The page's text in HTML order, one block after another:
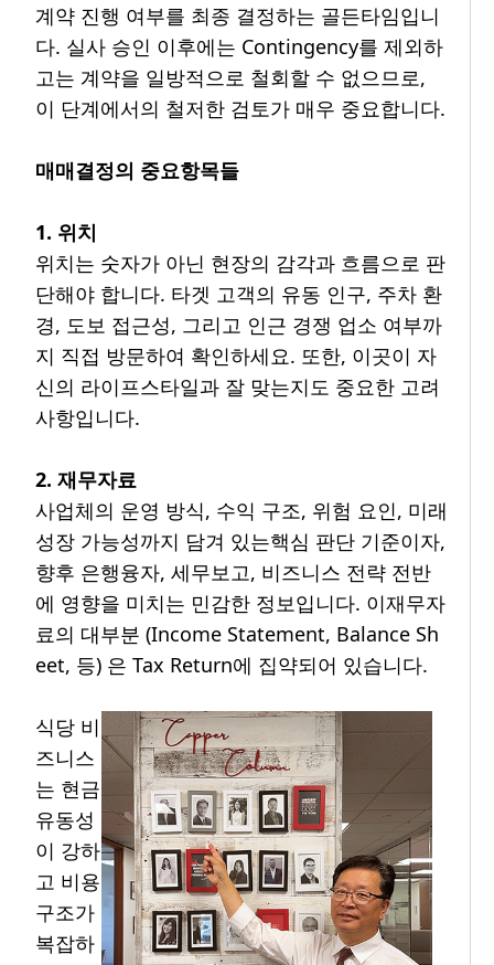
계약 진행 여부를 최종 결정하는 골든타임입니
다. 실사 승인 이후에는 Contingency를 제외하
고는 계약을 일방적으로 철회할 수 없으므로,
이 단계에서의 철저한 검토가 매우 중요합니다.
매매결정의 중요항목들
1. 위치
위치는 숫자가 아닌 현장의 감각과 흐름으로 판
단해야 합니다. 타겟 고객의 유동 인구, 주차 환
경, 도보 접근성, 그리고 인근 경쟁 업소 여부까
지 직접 방문하여 확인하세요. 또한, 이곳이 자
신의 라이프스타일과 잘 맞는지도 중요한 고려
사항입니다.
2. 재무자료
사업체의 운영 방식, 수익 구조, 위험 요인, 미래
성장 가능성까지 담겨 있는핵심 판단 기준이자,
향후 은행융자, 세무보고, 비즈니스 전략 전반
에 영향을 미치는 민감한 정보입니다. 이재무자
료의 대부분 (Income Statement, Balance Sh
eet, 등) 은 Tax Return에 집약되어 있습니다.
식당 비
즈니스
는 현금
유동성
이 강하
고 비용
구조가
복잡하